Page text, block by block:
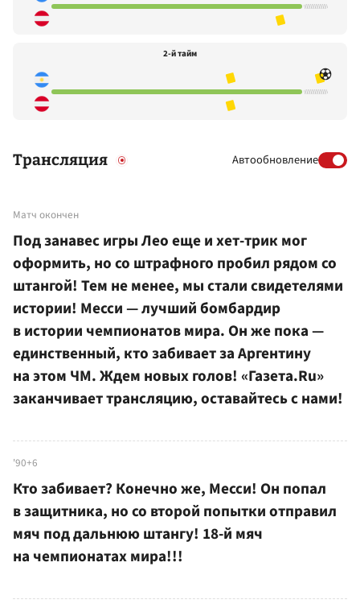
2-й тайм
Трансляция Автообновление
Матч окончен
Под занавес игры Лео еще и хет-трик мог
оформить, но со штрафного пробил рядом со
штангой! Тем не менее, мы стали свидетелями
истории! Месси — лучший бомбардир
в истории чемпионатов мира. Он же пока —
единственный, кто забивает за Аргентину
на этом ЧМ. Ждем новых голов! «Газета.Ru»
заканчивает трансляцию, оставайтесь с нами!
'90+6
Кто забивает? Конечно же, Месси! Он попал
в защитника, но со второй попытки отправил
мяч под дальнюю штангу! 18-й мяч
на чемпионатах мира!!!